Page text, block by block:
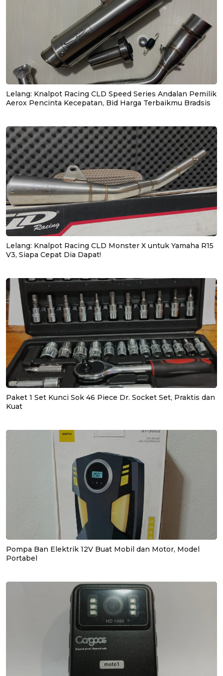
Lelang: Knalpot Racing CLD Speed Series Andalan Pemilik
Aerox Pencinta Kecepatan, Bid Harga Terbaikmu Bradsis
Lelang: Knalpot Racing CLD Monster X untuk Yamaha R15
V3, Siapa Cepat Dia Dapat!
Paket 1 Set Kunci Sok 46 Piece Dr. Socket Set, Praktis dan
Kuat
Pompa Ban Elektrik 12V Buat Mobil dan Motor, Model
Portabel